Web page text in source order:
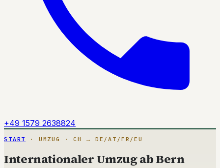
+49 1579 2638824
START · UMZUG · CH → DE/AT/FR/EU
Internationaler Umzug ab Bern